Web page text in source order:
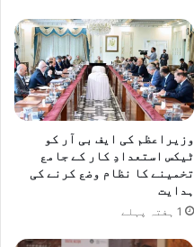
وزیراعظم کی ایف بی آر کو
ٹیکس استعدادِ کار کے جامع
تخمینے کا نظام وضع کرنے کی
ہدایت
1 ہفتہ پہلے